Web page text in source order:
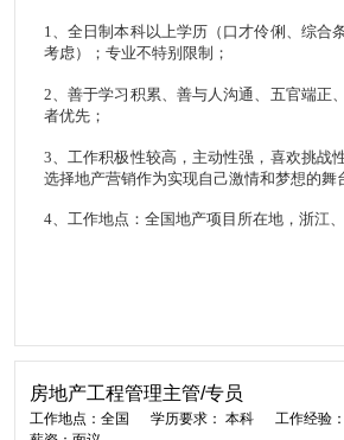
1、全日制本科以上学历（口才伶俐、综合
考虑）；专业不特别限制；
2 、善于学习积累、善与人沟通、五官端正
者优先；
3 、工作积极性较高，主动性强，喜欢挑战
选择地产营销作为实现自己激情和梦想的舞
4、工作地点：全国地产项目所在地，浙江、
房地产工程管理主管/专员
工作地点：全国 学历要求： 本科 工作经验